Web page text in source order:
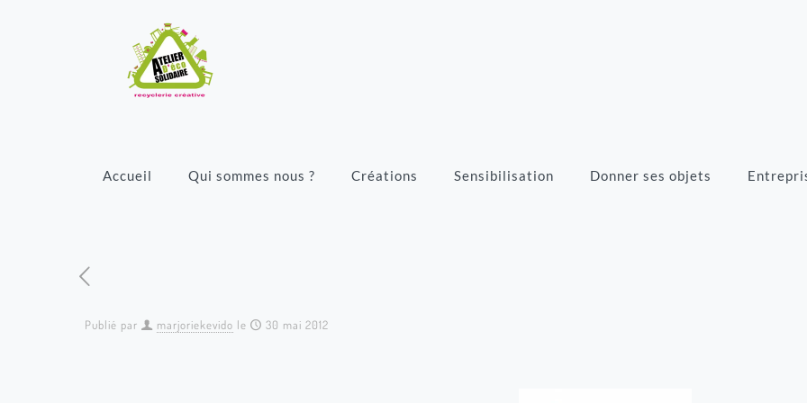
Accueil Qui sommes nous ? Créations Sensibilisation Donner ses objets
Publié par marjoriekevido le 30 mai 2012